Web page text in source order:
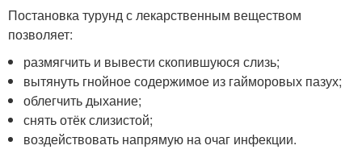
Постановка турунд с лекарственным веществом
позволяет:
размягчить и вывести скопившуюся слизь;
вытянуть гнойное содержимое из гайморовых пазух;
облегчить дыхание;
снять отёк слизистой;
воздействовать напрямую на очаг инфекции.